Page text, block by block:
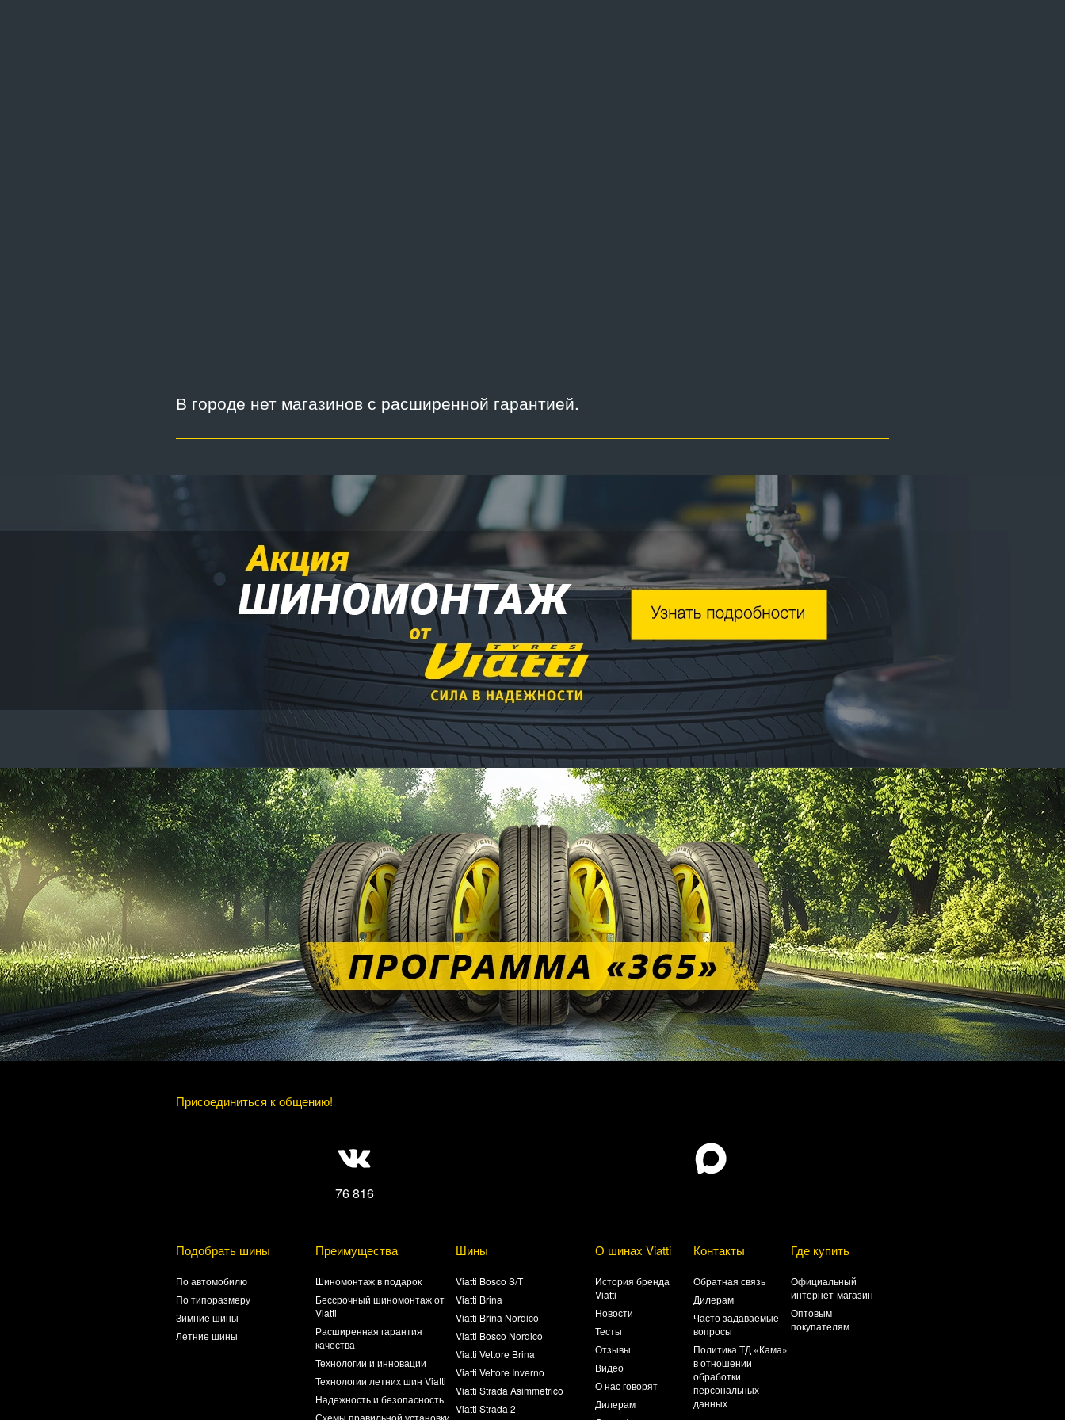
В городе нет магазинов с расширенной гарантией.
Присоединиться к общению!
76 816
Подобрать шины
По автомобилю
По типоразмеру
Зимние шины
Летние шины
Преимущества
Шиномонтаж в подарок
Бессрочный шиномонтаж от
Viatti
Расширенная гарантия
качества
Технологии и инновации
Технологии летних шин Viatti
Надежность и безопасность
Шины
Viatti Bosco S/T
Viatti Brina
Viatti Brina Nordico
Viatti Bosco Nordico
Viatti Vettore Brina
Viatti Vettore Inverno
Viatti Strada Asimmetrico
Viatti Strada 2
О шинах Viatti
История бренда
Viatti
Новости
Тесты
Отзывы
Видео
О нас говорят
Дилерам
Контакты
Обратная связь
Дилерам
Часто задаваемые
вопросы
Политика ТД «Кама»
в отношении
обработки
персональных
данных
Где купить
Официальный
интернет-магазин
Оптовым
покупателям